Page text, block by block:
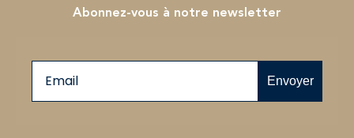
Abonnez-vous à notre newsletter
Envoyer